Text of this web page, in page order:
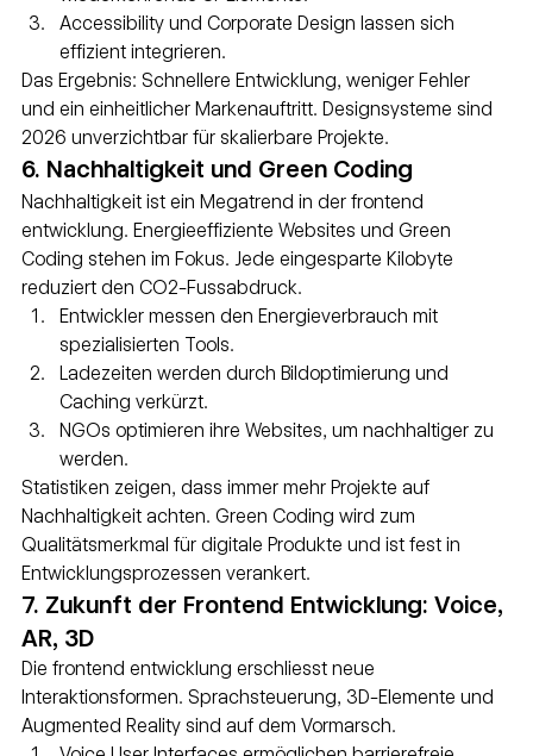
Accessibility und Corporate Design lassen sich
effizient integrieren.
Das Ergebnis: Schnellere Entwicklung, weniger Fehler
und ein einheitlicher Markenauftritt. Designsysteme sind
2026 unverzichtbar für skalierbare Projekte.
6. Nachhaltigkeit und Green Coding
Nachhaltigkeit ist ein Megatrend in der frontend
entwicklung. Energieeffiziente Websites und Green
Coding stehen im Fokus. Jede eingesparte Kilobyte
reduziert den CO2-Fussabdruck.
Entwickler messen den Energieverbrauch mit
spezialisierten Tools.
Ladezeiten werden durch Bildoptimierung und
Caching verkürzt.
NGOs optimieren ihre Websites, um nachhaltiger zu
werden.
Statistiken zeigen, dass immer mehr Projekte auf
Nachhaltigkeit achten. Green Coding wird zum
Qualitätsmerkmal für digitale Produkte und ist fest in
Entwicklungsprozessen verankert.
7. Zukunft der Frontend Entwicklung: Voice,
AR, 3D
Die frontend entwicklung erschliesst neue
Interaktionsformen. Sprachsteuerung, 3D-Elemente und
Augmented Reality sind auf dem Vormarsch.